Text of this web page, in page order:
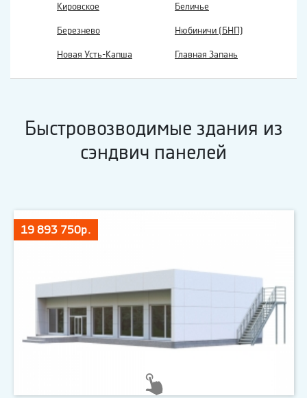
Кировское Беличье
Березнево Нюбиничи (БНП)
Новая Усть-Капша Главная Запань
Быстровозводимые здания из
сэндвич панелей
19 893 750р.